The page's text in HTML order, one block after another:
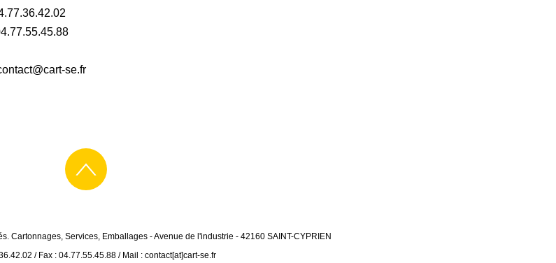
se.fr
Cartonnages, Services, Emballages - Avenue de l'industrie - 42160 SAINT-CYPRIEN
/ Fax : 04.77.55.45.88 / Mail : contact[at]cart-se.fr